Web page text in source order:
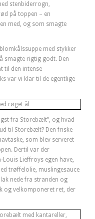
stenbiderrogn,
på toppen – en
med, og som smagte
med stykker
smagte rigtig godt. Den
til den intense
var vi klar til de egentlige
fra Storebælt”, og hvad
til Storebælt? Den friske
som blev serveret
Dertil var der
Lieffroys egen have,
trøffelolie, muslingesauce
nede fra stranden og
og velkomponeret ret, der